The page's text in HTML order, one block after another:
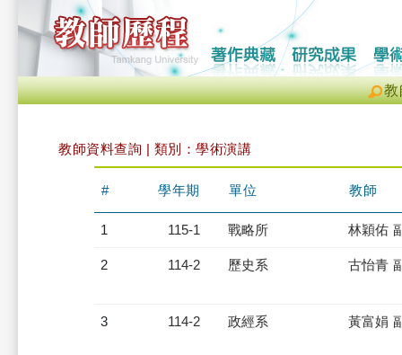
教
教師資料查詢 | 類別：學術演講
# 學年期 單位 教師
1 115-1 戰略所 林穎佑
2 114-2 歷史系 古怡青
3 114-2 政經系 黃富娟